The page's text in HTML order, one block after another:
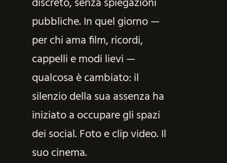
pubbliche. In quel giorno —
per chi ama film, ricordi,
cappelli e modi lievi —
qualcosa è cambiato: il
silenzio della sua assenza ha
iniziato a occupare gli spazi
dei social. Foto e clip video. Il
suo cinema.